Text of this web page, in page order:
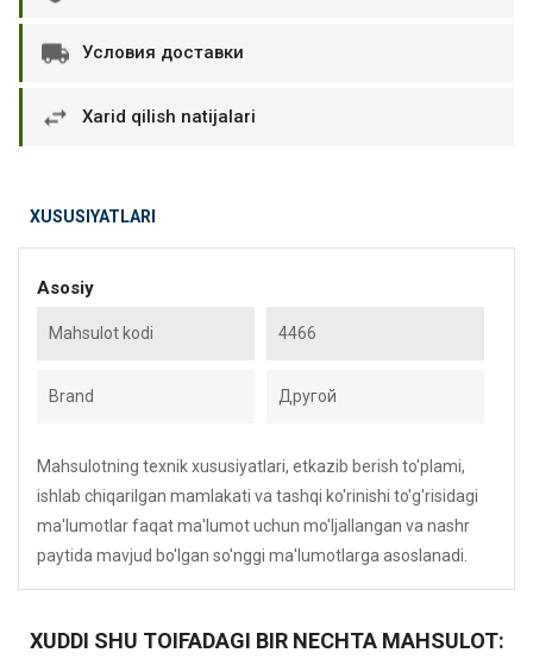
Условия доставки
Xarid qilish natijalari
XUSUSIYATLARI
Asosiy
Mahsulot kodi 4466
Brand Другой
Mahsulotning texnik xususiyatlari, etkazib berish to'plami,
ishlab chiqarilgan mamlakati va tashqi ko'rinishi to'g'risidagi
ma'lumotlar faqat ma'lumot uchun mo'ljallangan va nashr
paytida mavjud bo'lgan so'nggi ma'lumotlarga asoslanadi.
XUDDI SHU TOIFADAGI BIR NECHTA MAHSULOT: